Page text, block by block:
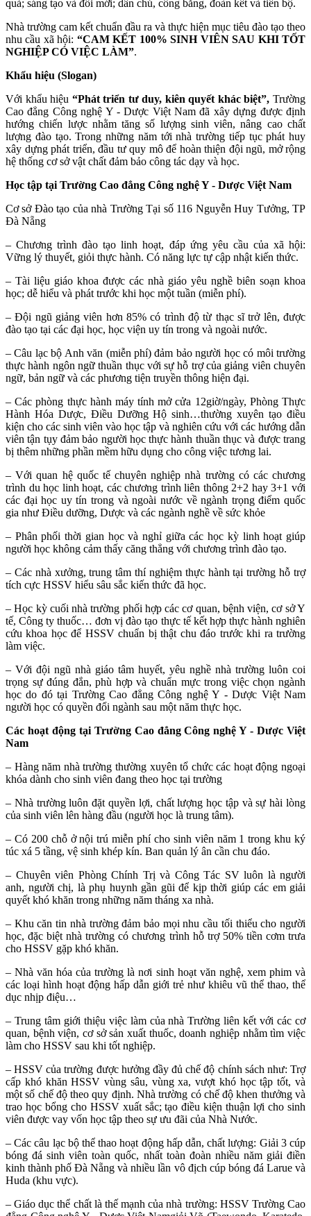
quả; sáng tạo và đổi mới; dân chủ, công bằng, đoàn kết và tiến bộ.
Nhà trường cam kết chuẩn đầu ra và thực hiện mục tiêu đào tạo theo
nhu cầu xã hội: “CAM KẾT 100% SINH VIÊN SAU KHI TỐT
NGHIỆP CÓ VIỆC LÀM”.
Khẩu hiệu (Slogan)
Với khẩu hiệu “Phát triển tư duy, kiên quyết khác biệt”,Trường
Cao đẳng Công nghệ Y - Dược Việt Nam đã xây dựng được định
hướng chiến lược nhằm tăng số lượng sinh viên, nâng cao chất
lượng đào tạo. Trong những năm tới nhà trường tiếp tục phát huy
xây dựng phát triển, đầu tư quy mô để hoàn thiện đội ngũ, mở rộng
hệ thống cơ sở vật chất đảm bảo công tác dạy và học.
Học tập tại Trường Cao đẳng Công nghệ Y - Dược Việt Nam
Cơ sở Đào tạo của nhà Trường Tại số 116 Nguyễn Huy Tưởng, TP
Đà Nẵng
– Chương trình đào tạo linh hoạt, đáp ứng yêu cầu của xã hội:
Vững lý thuyết, giỏi thực hành. Có năng lực tự cập nhật kiến thức.
– Tài liệu giáo khoa được các nhà giáo yêu nghề biên soạn khoa
học; dễ hiểu và phát trước khi học một tuần (miễn phí).
– Đội ngũ giảng viên hơn 85% có trình độ từ thạc sĩ trở lên, được
đào tạo tại các đại học, học viện uy tín trong và ngoài nước.
– Câu lạc bộ Anh văn (miễn phí) đảm bảo người học có môi trường
thực hành ngôn ngữ thuần thục với sự hỗ trợ của giảng viên chuyên
ngữ, bản ngữ và các phương tiện truyền thông hiện đại.
– Các phòng thực hành máy tính mở cửa 12giờ/ngày, Phòng Thực
Hành Hóa Dược, Điều Dưỡng Hộ sinh…thường xuyên tạo điều
kiện cho các sinh viên vào học tập và nghiên cứu với các hướng dẫn
viên tận tụy đảm bảo người học thực hành thuần thục và được trang
bị thêm những phần mềm hữu dụng cho công việc tương lai.
– Với quan hệ quốc tế chuyên nghiệp nhà trường có các chương
trình du học linh hoạt, các chương trình liên thông 2+2 hay 3+1 với
các đại học uy tín trong và ngoài nước về ngành trọng điểm quốc
gia như Điều dưỡng, Dược và các ngành nghề về sức khỏe
– Phân phối thời gian học và nghỉ giữa các học kỳ linh hoạt giúp
người học không cảm thấy căng thẳng với chương trình đào tạo.
– Các nhà xưởng, trung tâm thí nghiệm thực hành tại trường hỗ trợ
tích cực HSSV hiểu sâu sắc kiến thức đã học.
– Học kỳ cuối nhà trường phối hợp các cơ quan, bệnh viện, cơ sở Y
tế, Công ty thuốc… đơn vị đào tạo thực tế kết hợp thực hành nghiên
cứu khoa học để HSSV chuẩn bị thật chu đáo trước khi ra trường
làm việc.
– Với đội ngũ nhà giáo tâm huyết, yêu nghề nhà trường luôn coi
trọng sự đúng đắn, phù hợp và chuẩn mực trong việc chọn ngành
học do đó tại Trường Cao đẳng Công nghệ Y - Dược Việt Nam
người học có quyền đổi ngành sau một năm thực học.
Các hoạt động tại Trường Cao đẳng Công nghệ Y - Dược Việt
Nam
– Hàng năm nhà trường thường xuyên tổ chức các hoạt động ngoại
khóa dành cho sinh viên đang theo học tại trường
– Nhà trường luôn đặt quyền lợi, chất lượng học tập và sự hài lòng
của sinh viên lên hàng đầu (người học là trung tâm).
– Có 200 chỗ ở nội trú miễn phí cho sinh viên năm 1 trong khu ký
túc xá 5 tầng, vệ sinh khép kín. Ban quản lý ân cần chu đáo.
– Chuyên viên Phòng Chính Trị và Công Tác SV luôn là người
anh, người chị, là phụ huynh gần gũi để kịp thời giúp các em giải
quyết khó khăn trong những năm tháng xa nhà.
– Khu căn tin nhà trường đảm bảo mọi nhu cầu tối thiểu cho người
học, đặc biệt nhà trường có chương trình hỗ trợ 50% tiền cơm trưa
cho HSSV gặp khó khăn.
– Nhà văn hóa của trường là nơi sinh hoạt văn nghệ, xem phim và
các loại hình hoạt động hấp dẫn giới trẻ như khiêu vũ thể thao, thể
dục nhịp điệu…
– Trung tâm giới thiệu việc làm của nhà Trường liên kết với các cơ
quan, bệnh viện, cơ sở sản xuất thuốc, doanh nghiệp nhằm tìm việc
làm cho HSSV sau khi tốt nghiệp.
– HSSV của trường được hưởng đầy đủ chế độ chính sách như: Trợ
cấp khó khăn HSSV vùng sâu, vùng xa, vượt khó học tập tốt, và
một số chế độ theo quy định. Nhà trường có chế độ khen thưởng và
trao học bổng cho HSSV xuất sắc; tạo điều kiện thuận lợi cho sinh
viên được vay vốn học tập theo sự ưu đãi của Nhà Nước.
– Các câu lạc bộ thể thao hoạt động hấp dẫn, chất lượng: Giải 3 cúp
bóng đá sinh viên toàn quốc, nhất toàn đoàn nhiều năm giải điền
kinh thành phố Đà Nẵng và nhiều lần vô địch cúp bóng đá Larue và
Huda (khu vực).
– Giáo dục thể chất là thế mạnh của nhà trường: HSSV Trường Cao